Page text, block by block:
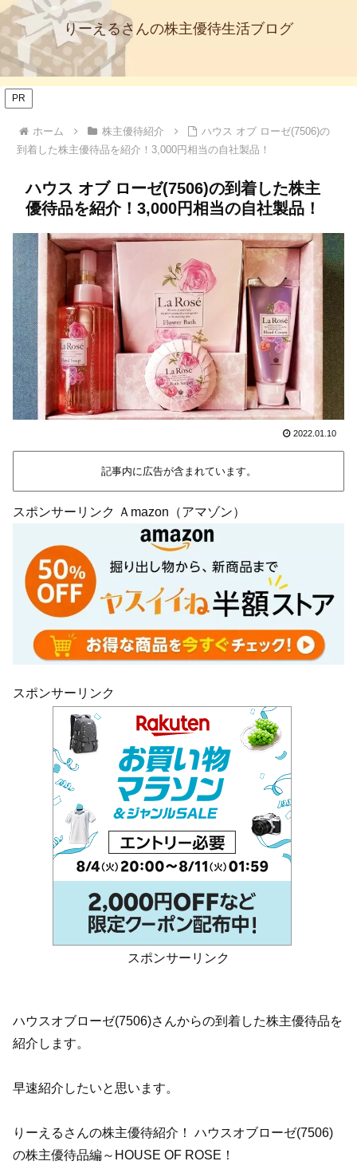
りーえるさんの株主優待生活ブログ
PR
ホーム 株主優待紹介
ハウス オブ ローゼ(7506)の
到着した株主優待品を紹介！3,000円相当の自社製品！
ハウス オブ ローゼ(7506)の到着した株主
優待品を紹介！3,000円相当の自社製品！
2022.01.10
記事内に広告が含まれています。
スポンサーリンク Ａmazon（アマゾン）
スポンサーリンク
スポンサーリンク
ハウスオブローゼ(7506)さんからの到着した株主優待品を
紹介します。
早速紹介したいと思います。
りーえるさんの株主優待紹介！ ハウスオブローゼ(7506)
の株主優待品編～HOUSE OF ROSE！